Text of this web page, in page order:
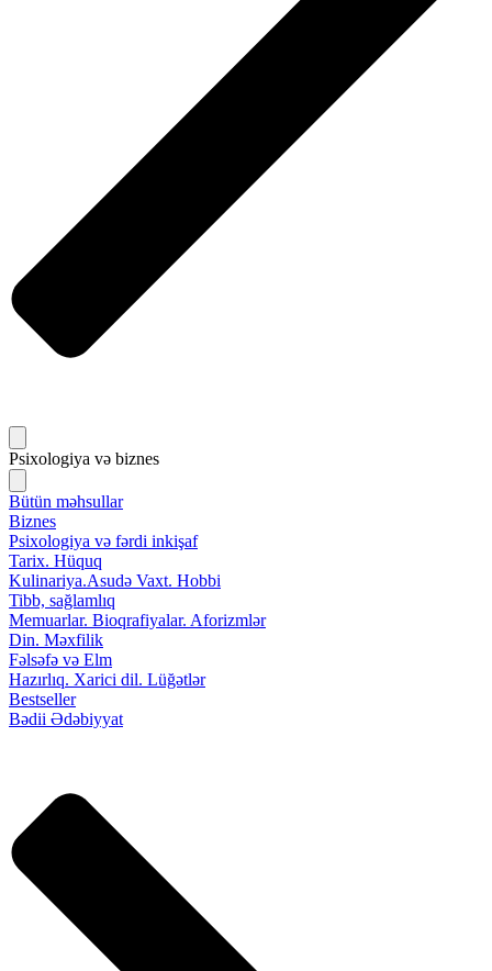
Psixologiya və biznes
Bütün məhsullar
Biznes
Psixologiya və fərdi inkişaf
Tarix. Hüquq
Kulinariya.Asudə Vaxt. Hobbi
Tibb, sağlamlıq
Memuarlar. Bioqrafiyalar. Aforizmlər
Din. Məxfilik
Fəlsəfə və Elm
Hazırlıq. Xarici dil. Lüğətlər
Bestseller
Bədii Ədəbiyyat